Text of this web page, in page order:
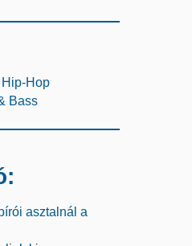
Hop
Bass
asztalnál a